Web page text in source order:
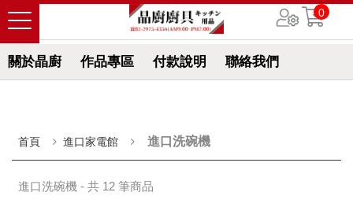
關於晶廚 作品專區 付款說明 聯絡我們
0
首頁 進口家電館 進口洗碗機
進口洗碗機 - 共 12 筆商品